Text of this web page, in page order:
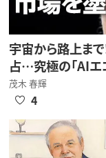
宇宙から路上ま
占…究極の「AI
茂木 春輝
4